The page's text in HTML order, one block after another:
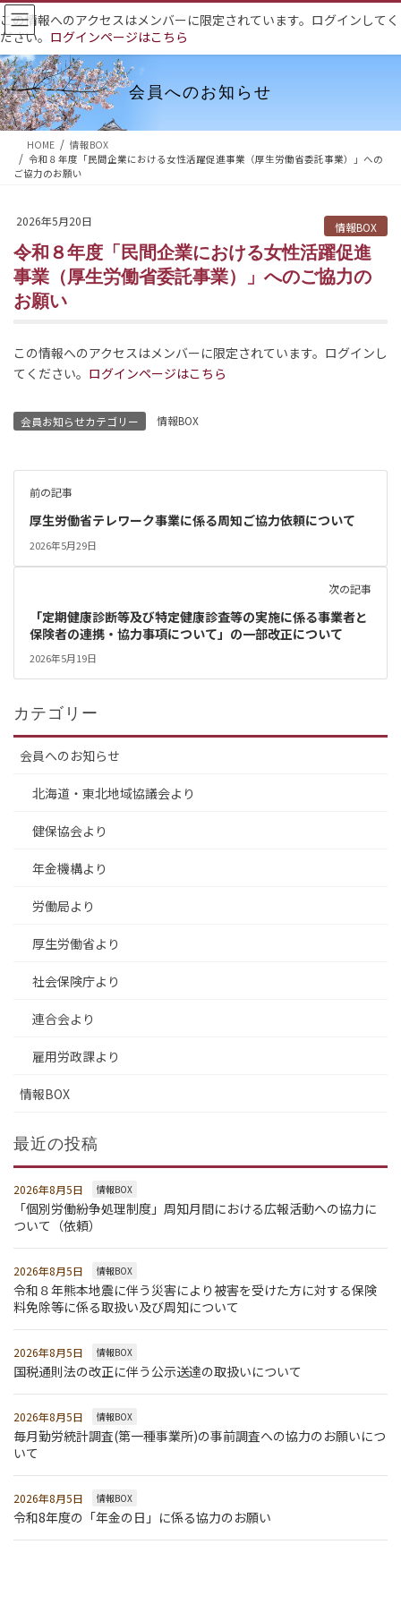
コ
ン
テ
ン
ツ
へ
ス
ナ
ビ
ゲ
ー
シ
ョ
ン
この情報へのアクセスはメンバーに限定されています。ログインしてく
ださい。 ログインページはこちら
会員へのお知らせ
HOME
情報BOX
令和８年度「民間企業における女性活躍促進事業（厚生労働省委託事業）」への
ご協力のお願い
2026年5月20日 情報BOX
令和８年度「民間企業における女性活躍促進
事業（厚生労働省委託事業）」へのご協力の
お願い
この情報へのアクセスはメンバーに限定されています。ログインし
てください。 ログインページはこちら
会員お知らせカテゴリー 情報BOX
前の記事
厚生労働省テレワーク事業に係る周知ご協力依頼について
2026年5月29日
次の記事
「定期健康診断等及び特定健康診査等の実施に係る事業者と
保険者の連携・協力事項について」の一部改正について
2026年5月19日
カテゴリー
会員へのお知らせ
北海道・東北地域協議会より
健保協会より
年金機構より
労働局より
厚生労働省より
社会保険庁より
連合会より
雇用労政課より
情報BOX
最近の投稿
2026年8月5日 情報BOX
「個別労働紛争処理制度」周知月間における広報活動への協力に
ついて（依頼）
2026年8月5日 情報BOX
令和８年熊本地震に伴う災害により被害を受けた方に対する保険
料免除等に係る取扱い及び周知について
2026年8月5日 情報BOX
国税通則法の改正に伴う公示送達の取扱いについて
2026年8月5日 情報BOX
毎月勤労統計調査(第一種事業所)の事前調査への協力のお願いにつ
いて
2026年8月5日 情報BOX
令和8年度の「年金の日」に係る協力のお願い